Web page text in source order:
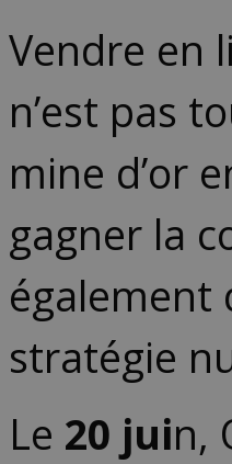
Vendre en
n’est pas
mine d’or
gagner la
également
stratégie
Le 20 juin,